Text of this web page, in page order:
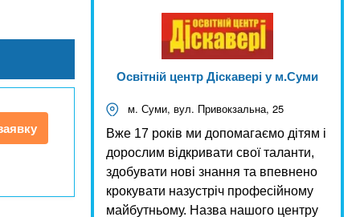
Освітній центр Діскавері у м.Суми
м. Суми, вул. Привокзальна, 25
Вже 17 років ми допомагаємо дітям і
дорослим відкривати свої таланти,
здобувати нові знання та впевнено
крокувати назустріч професійному
майбутньому. Назва нашого центру